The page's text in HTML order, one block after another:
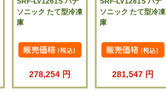
ソニック たて型冷凍
庫
278,254 円
ソニック たて型冷凍
庫
281,547 円